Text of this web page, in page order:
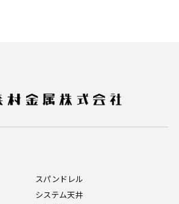
スパンドレル
システム天井